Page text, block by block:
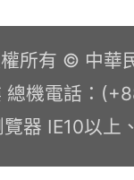
所有 © 中華
總機電話：
器 IE10以上